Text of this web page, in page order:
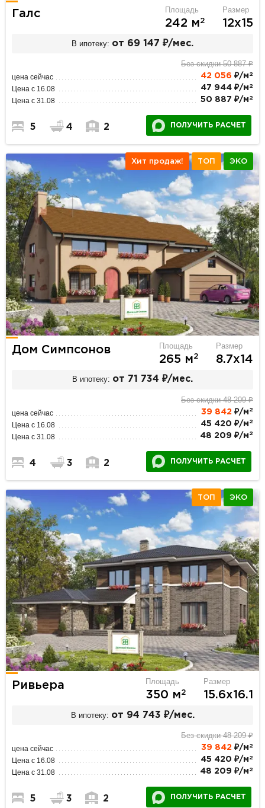
Галс Площадь
242 м2
Размер
12х15
В ипотеку: от 69 147 ₽/мес.
Без скидки 50 887 ₽
цена сейчас 42 056 ₽/м 2
Цена с 16.08 47 944 ₽/м 2
Цена с 31.08 50 887 ₽/м 2
5 4 2 ПОЛУЧИТЬ РАСЧЕТ
Хит продаж! ТОП ЭКО
Дом Симпсонов Площадь
265 м2
Размер
8.7х14
В ипотеку: от 71 734 ₽/мес.
Без скидки 48 209 ₽
цена сейчас 39 842 ₽/м 2
Цена с 16.08 45 420 ₽/м 2
Цена с 31.08 48 209 ₽/м 2
4 3 2 ПОЛУЧИТЬ РАСЧЕТ
ТОП ЭКО
Ривьера Площадь
350 м2
Размер
15.6х16.1
В ипотеку: от 94 743 ₽/мес.
Без скидки 48 209 ₽
цена сейчас 39 842₽/м 2
Цена с 16.08 45 420 ₽/м 2
Цена с 31.08 48 209 ₽/м 2
5 3 2 ПОЛУЧИТЬ РАСЧЕТ